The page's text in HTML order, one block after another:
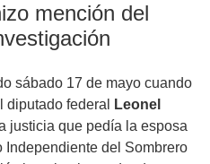
mención del
sábado 17 de mayo cuando
diputado federal
Leonel
justicia que pedía la esposa
del Sombrero